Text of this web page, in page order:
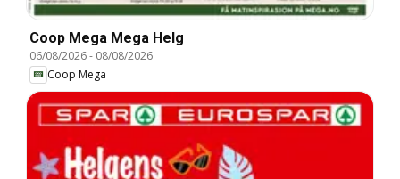
Coop Mega Mega Helg
06/08/2026- 08/08/2026
Coop Mega